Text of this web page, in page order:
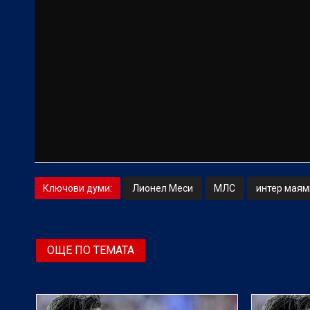
Ключови думи: Лионел Меси МЛС интер
ОЩЕ ПО ТЕМАТА